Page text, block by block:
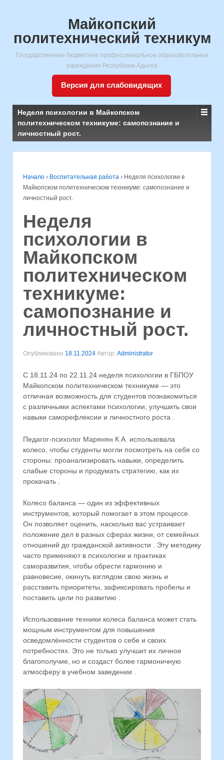
Майкопский
политехнический техникум
Государственное бюджетное профессиональное образовательное
учреждение Республики Адыгея
Версия для слабовидящих
Неделя психологии в Майкопском
политехническом техникуме: самопознание и
личностный рост.
Начало › Воспитательная работа › Неделя психологии в
Майкопском политехническом техникуме: самопознание и
личностный рост.
Неделя
психологии в
Майкопском
политехническом
техникуме:
самопознание и
личностный рост.
Опубликовано 18.11.2024 Автор: Administrator
С 18.11.24 по 22.11.24 неделя психологии в ГБПОУ
Майкопском политехническом техникуме — это
отличная возможность для студентов познакомиться
с различными аспектами психологии, улучшить свои
навыки саморефлексии и личностного роста .
Педагог-психолог Марянян К.А. использовала
колесо, чтобы студенты могли посмотреть на себя со
стороны: проанализировать навыки, определить
слабые стороны и продумать стратегию, как их
прокачать .
Колесо баланса — один из эффективных
инструментов, который помогает в этом процессе.
Он позволяет оценить, насколько вас устраивает
положение дел в разных сферах жизни, от семейных
отношений до гражданской активности . Эту методику
часто применяют в психологии и практиках
саморазвития, чтобы обрести гармонию и
равновесие, окинуть взглядом свою жизнь и
расставить приоритеты, зафиксировать пробелы и
поставить цели по развитию .
Использование техники колеса баланса может стать
мощным инструментом для повышения
осведомлённости студентов о себе и своих
потребностях. Это не только улучшит их личное
благополучие, но и создаст более гармоничную
атмосферу в учебном заведении .